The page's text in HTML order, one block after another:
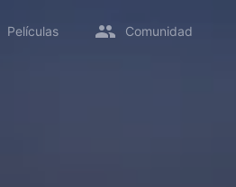
Películas Comunidad